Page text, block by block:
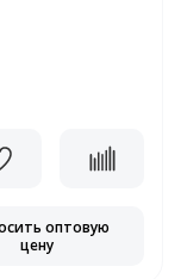
оптовую
цену